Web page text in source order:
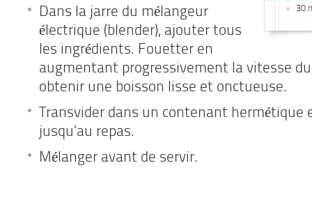
30
Dans la jarre du mélangeur
électrique (blender), ajouter tous
les ingrédients. Fouetter en
augmentant progressivement la vitesse
obtenir une boisson lisse et onctueuse.
Transvider dans un contenant
jusqu’au repas.
Mélanger avant de servir.